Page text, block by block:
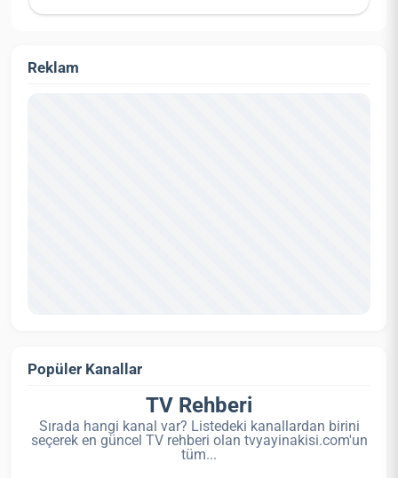
Reklam
Popüler Kanallar
TV Rehberi
Sırada hangi kanal var? Listedeki kanallardan birini
seçerek en güncel TV rehberi olan tvyayinakisi.com'un
tüm...